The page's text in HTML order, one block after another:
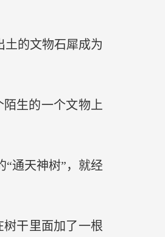
土的文物石犀成为
生的一个文物上
通天神树”，就经
干里面加了一根